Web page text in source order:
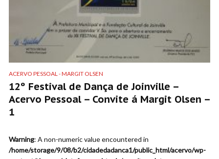
ACERVO PESSOAL - MARGIT OLSEN
12º Festival de Dança de Joinville –
Acervo Pessoal – Convite á Margit Olsen –
1
Warning: A non-numeric value encountered in
/home/storage/9/08/b2/cidadedadanca1/public_html/acervo/wp-